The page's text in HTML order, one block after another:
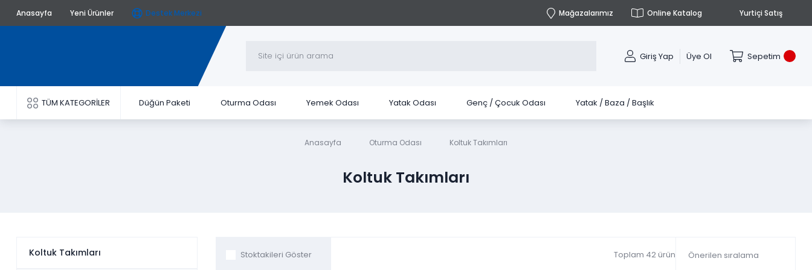
Anasayfa Yeni Ürünler Destek Merkezi Mağazalarımız Online Katalog Yurtiçi Satış
Giriş Yap Üye Ol Sepetim
TÜM KATEGORİLER Düğün Paketi Oturma Odası Yemek Odası Yatak Odası Genç / Çocuk Odası Yatak / Baza / Başlık
Anasayfa Oturma Odası Koltuk Takımları
Koltuk Takımları
Koltuk Takımları Toplam 42 ürün